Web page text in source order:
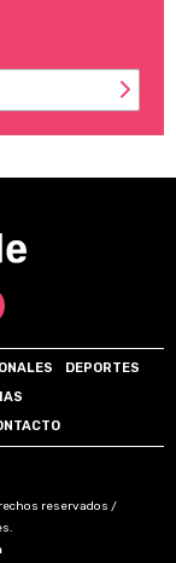
DEPORTES
reservados /